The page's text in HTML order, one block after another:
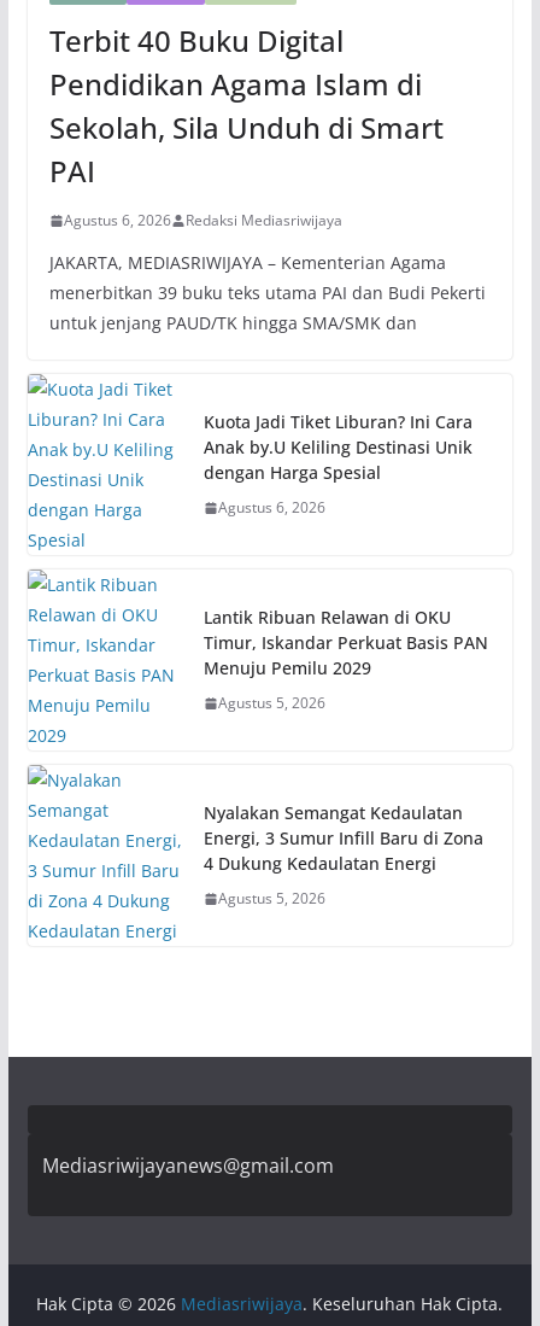
Terbit 40 Buku Digital
Pendidikan Agama Islam di
Sekolah, Sila Unduh di Smart
PAI
Agustus 6, 2026 Redaksi Mediasriwijaya
JAKARTA, MEDIASRIWIJAYA – Kementerian Agama
menerbitkan 39 buku teks utama PAI dan Budi Pekerti
untuk jenjang PAUD/TK hingga SMA/SMK dan
Kuota Jadi Tiket Liburan? Ini Cara
Anak by.U Keliling Destinasi Unik
dengan Harga Spesial
Agustus 6, 2026
Lantik Ribuan Relawan di OKU
Timur, Iskandar Perkuat Basis PAN
Menuju Pemilu 2029
Agustus 5, 2026
Nyalakan Semangat Kedaulatan
Energi, 3 Sumur Infill Baru di Zona
4 Dukung Kedaulatan Energi
Agustus 5, 2026
Mediasriwijayanews@gmail.com
Hak Cipta © 2026 Mediasriwijaya. Keseluruhan Hak Cipta.